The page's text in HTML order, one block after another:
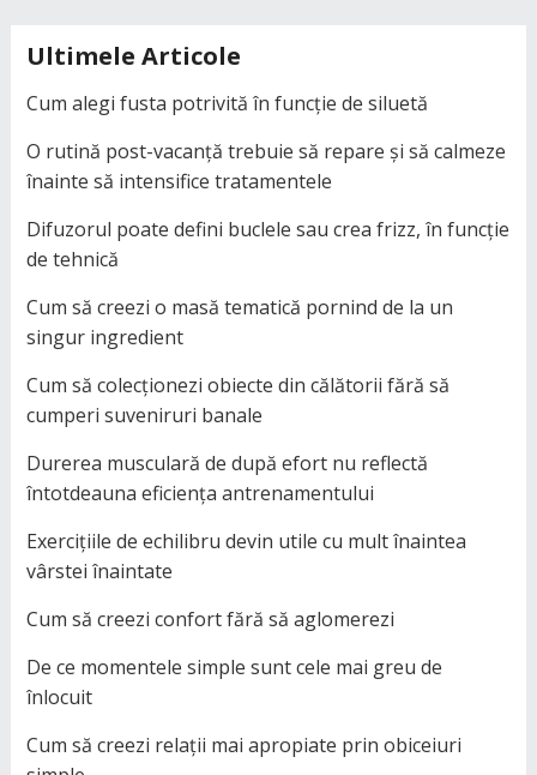
Ultimele Articole
Cum alegi fusta potrivită în funcție de siluetă
O rutină post-vacanță trebuie să repare și să calmeze
înainte să intensifice tratamentele
Difuzorul poate defini buclele sau crea frizz, în funcție
de tehnică
Cum să creezi o masă tematică pornind de la un
singur ingredient
Cum să colecționezi obiecte din călătorii fără să
cumperi suveniruri banale
Durerea musculară de după efort nu reflectă
întotdeauna eficiența antrenamentului
Exercițiile de echilibru devin utile cu mult înaintea
vârstei înaintate
Cum să creezi confort fără să aglomerezi
De ce momentele simple sunt cele mai greu de
înlocuit
Cum să creezi relații mai apropiate prin obiceiuri